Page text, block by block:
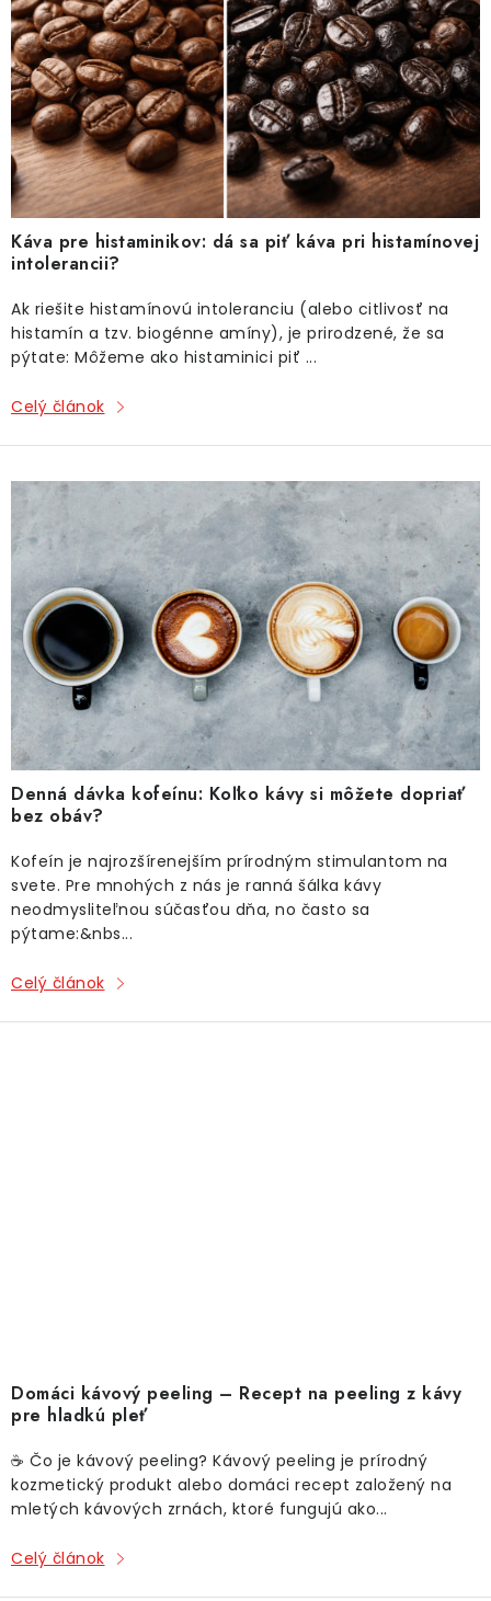
DARČEKOVÉ BALENIA
SIRUPY
BENTIANNA
Ako vybrať kávu Kde kúpim kávu
Veľkoobchod
Kontakt
Blog o káve
Káva pre firmy
Hodnotenie obchodu
i
s
č
l
á
n
k
o
v
Káva pre histaminikov: dá sa piť káva pri histamínovej
intolerancii?
Ak riešite histamínovú intoleranciu (alebo citlivosť na
histamín a tzv. biogénne amíny), je prirodzené, že sa
pýtate: Môžeme ako histaminici piť ...
Celý článok
Denná dávka kofeínu: Koľko kávy si môžete dopriať
bez obáv?
Kofeín je najrozšírenejším prírodným stimulantom na
svete. Pre mnohých z nás je ranná šálka kávy
neodmysliteľnou súčasťou dňa, no často sa
pýtame:&nbs...
Celý článok
Domáci kávový peeling – Recept na peeling z kávy
pre hladkú pleť
☕ Čo je kávový peeling? Kávový peeling je prírodný
kozmetický produkt alebo domáci recept založený na
mletých kávových zrnách, ktoré fungujú ako...
Celý článok